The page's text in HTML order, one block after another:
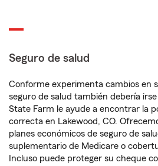
Seguro de salud
Conforme experimenta cambios en
seguro de salud también debería
State Farm le ayude a encontrar la
correcta en Lakewood, CO.
planes económicos de seguro de
suplementario de Medicare o
Incluso puede proteger su cheque